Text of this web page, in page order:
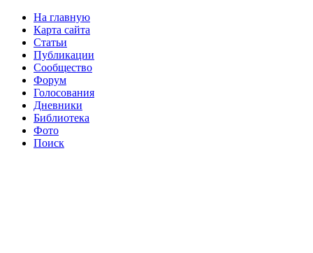
На главную
Карта сайта
Статьи
Публикации
Сообщество
Форум
Голосования
Дневники
Библиотека
Фото
Поиск